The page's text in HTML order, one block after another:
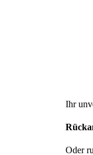
Ihr
Oder